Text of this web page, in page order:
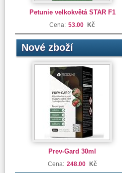
Petunie velkokvětá STAR F1
Cena: 53.00 Kč
Nové zboží
Prev-Gard 30ml
Cena: 248.00 Kč